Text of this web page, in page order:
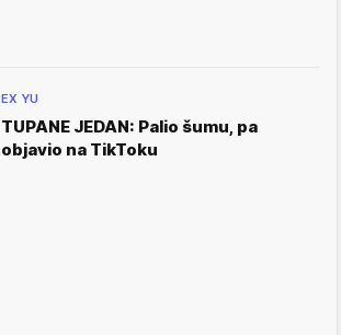
EX YU
TUPANE JEDAN: Palio šumu, pa
objavio na TikToku